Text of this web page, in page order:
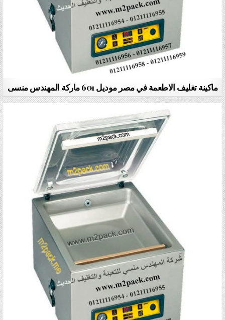
ماكينة تغليف الاطعمة في مصر موديل 601 ماركة المهندس منسى